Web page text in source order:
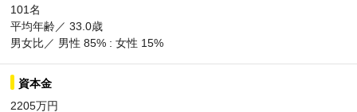
101名
平均年齢／ 33.0歳
男女比／ 男性 85% : 女性 15%
資本金
2205万円